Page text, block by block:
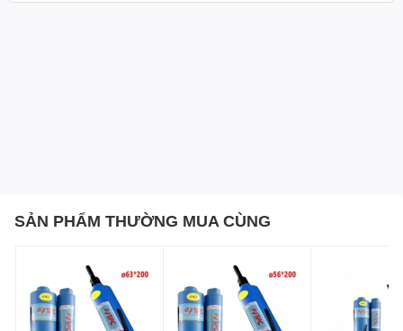
SẢN PHẨM THƯỜNG MUA CÙNG